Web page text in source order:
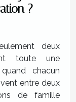
?
deux
toute une
chacun
entre deux
de famille